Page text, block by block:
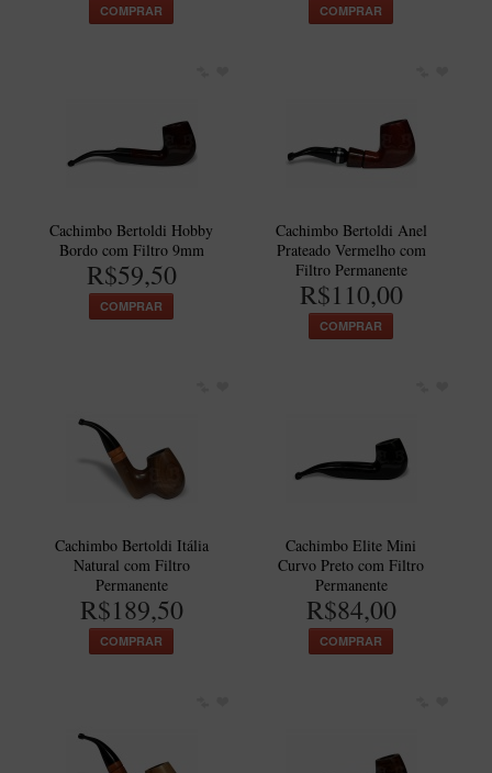
COMPRAR COMPRAR
Cachimbo Bertoldi Hobby
Bordo com Filtro 9mm
R$59,50
COMPRAR
Cachimbo Bertoldi Anel
Prateado Vermelho com
Filtro Permanente
R$110,00
COMPRAR
Cachimbo Bertoldi Itália
Natural com Filtro
Permanente
R$189,50
COMPRAR
Cachimbo Elite Mini
Curvo Preto com Filtro
Permanente
R$84,00
COMPRAR